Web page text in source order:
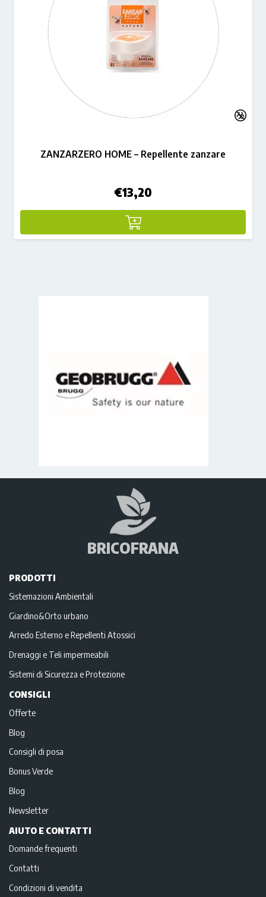
ZANZARZERO HOME – Repellente zanzare
€13,20
BRICOFRANA
PRODOTTI
Sistemazioni Ambientali
Giardino&Orto urbano
Arredo Esterno e Repellenti Atossici
Drenaggi e Teli impermeabili
Sistemi di Sicurezza e Protezione
CONSIGLI
Offerte
Blog
Consigli di posa
Bonus Verde
Blog
Newsletter
AIUTO E CONTATTI
Domande frequenti
Contatti
Condizioni di vendita